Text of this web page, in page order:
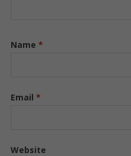
Name *
Email *
Website